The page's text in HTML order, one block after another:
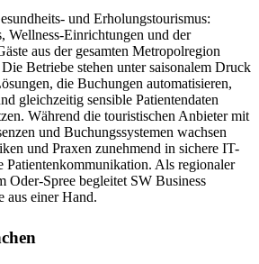
und Erholungstourismus:
Wellness-Einrichtungen und der
aus der gesamten Metropolregion
Betriebe stehen unter saisonalem Druck
die Buchungen automatisieren,
gleichzeitig sensible Patientendaten
Während die touristischen Anbieter mit
und Buchungssystemen wachsen
und Praxen zunehmend in sichere IT-
Patientenkommunikation. Als regionaler
Oder-Spree begleitet SW Business
aus einer Hand.